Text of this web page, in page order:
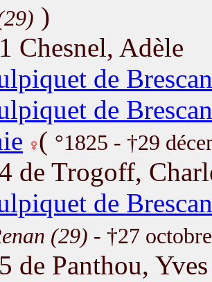
)
Chesnel, Adèle
de
de
( °1825 - †29
de Trogoff,
de
(29) - †27
de Panthou, Yves